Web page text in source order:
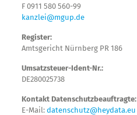
F 0911 580 560-99
kanzlei@mgup.de
Register:
Amtsgericht Nürnberg PR 186
Umsatzsteuer-Ident-Nr.:
DE280025738
Kontakt Datenschutzbeauftragte:
E-Mail: datenschutz@heydata.eu